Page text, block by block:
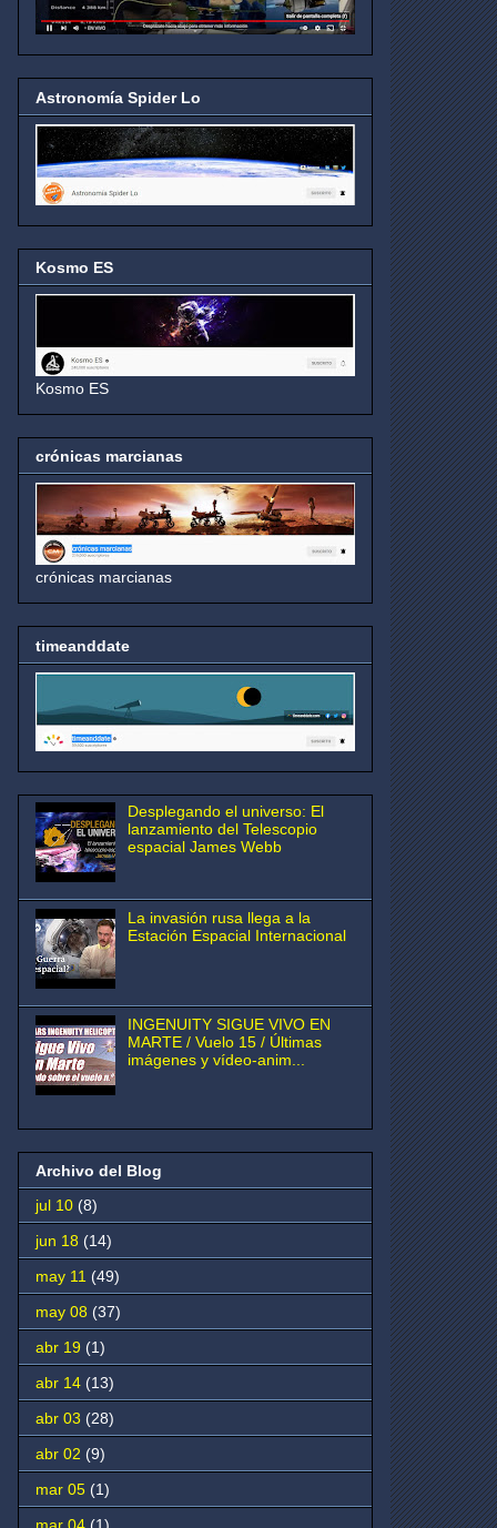
Astronomía Spider Lo
Kosmo ES
Kosmo ES
crónicas marcianas
crónicas marcianas
timeanddate
Desplegando el universo: El
lanzamiento del Telescopio
espacial James Webb
La invasión rusa llega a la
Estación Espacial Internacional
INGENUITY SIGUE VIVO EN
MARTE / Vuelo 15 / Últimas
imágenes y vídeo-anim...
Archivo del Blog
jul 10 (8)
jun 18 (14)
may 11 (49)
may 08 (37)
abr 19 (1)
abr 14 (13)
abr 03 (28)
abr 02 (9)
mar 05 (1)